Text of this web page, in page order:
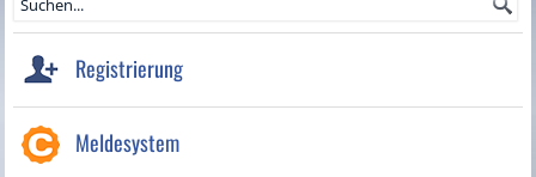
Registrierung
Meldesystem